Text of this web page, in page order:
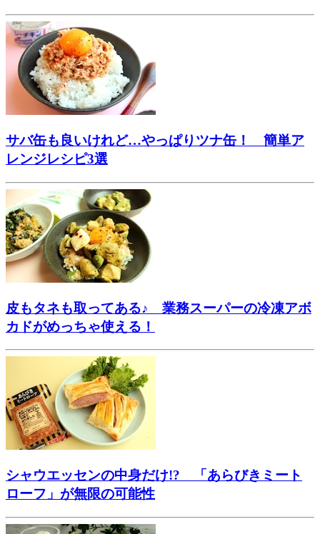
サバ缶も良いけれど…やっぱりツナ缶！ 簡単ア
レンジレシピ3選
皮もタネも取ってある♪ 業務スーパーの冷凍アボ
カドがめっちゃ使える！
シャウエッセンの中身だけ!? 「あらびきミート
ローフ」が無限の可能性